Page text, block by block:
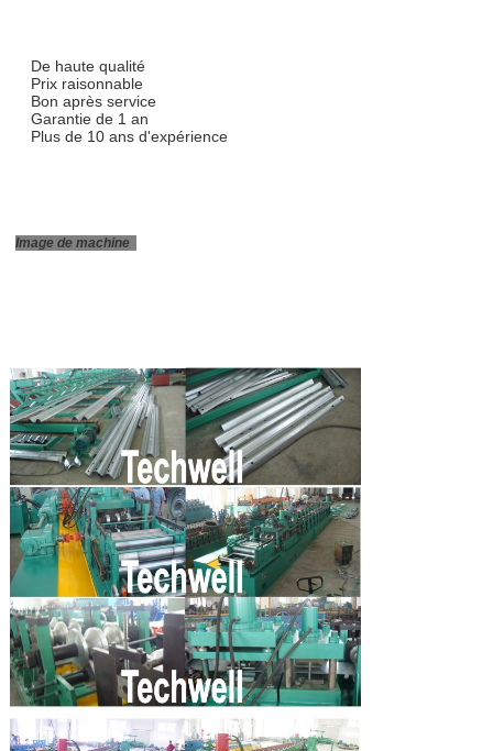
De haute qualité
Prix raisonnable
Bon après service
Garantie de 1 an
Plus de 10 ans d'expérience
Image de machine